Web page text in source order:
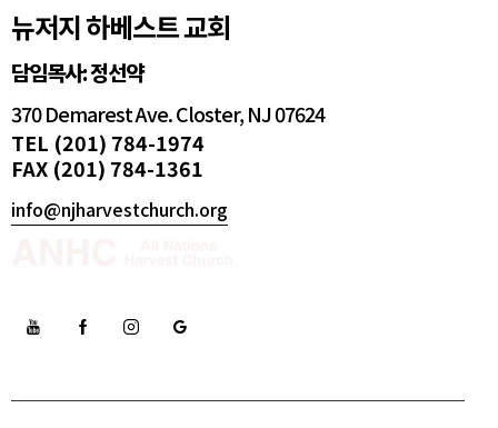
뉴저지 하베스트 교회
담임목사: 정선약
370 Demarest Ave. Closter, NJ 07624
TEL (201) 784-1974
FAX (201) 784-1361
info@njharvestchurch.org